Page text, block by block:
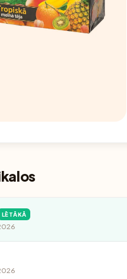
LĒTĀKĀ